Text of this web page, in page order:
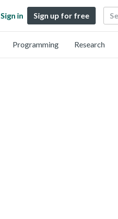
Sign in Sign up for free Search
Programming Research